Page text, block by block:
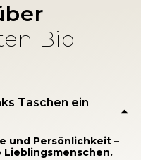
Bio
Taschen ein
und Persönlichkeit –
Lieblingsmenschen.